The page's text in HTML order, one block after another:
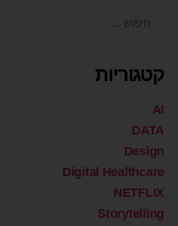
קטגוריות
AI
DATA
Design
Digital Healthcare
NETFLIX
Storytelling